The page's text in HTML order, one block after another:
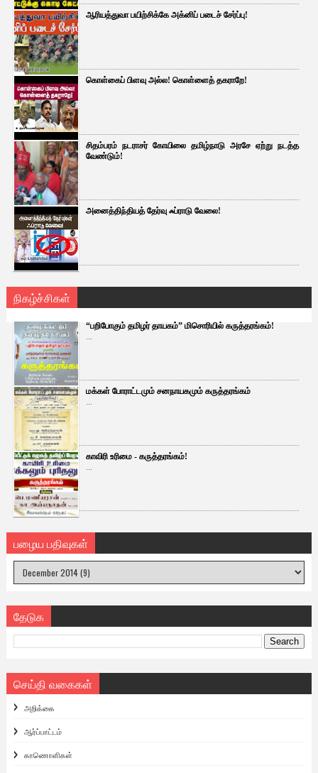
ஆரியத்துவா பயிற்சிக்கே அக்னிப் படைச் சேர்ப்பு!
கொள்கைப் பிளவு அல்ல! கொள்ளைத் தகராறே!
சிதம்பரம் நடராசர் கோயிலை தமிழ்நாடு அரசே ஏற்று நடத்த
வேண்டும்!
அனைத்திந்தியத் தேர்வு ஃப்ராடு வேலை!
நிகழ்ச்சிகள்
“பறிபோகும் தமிழர் தாயகம்” மிசொரியில் கருத்தரங்கம்!
...
மக்கள் போராட்டமும் சனநாயகமும் கருத்தரங்கம்
...
காவிரி உரிமை - கருத்தரங்கம்!
...
பழைய பதிவுகள்
தேடுக
செய்தி வகைகள்
அறிக்கை
ஆர்ப்பாட்டம்
காணொளிகள்